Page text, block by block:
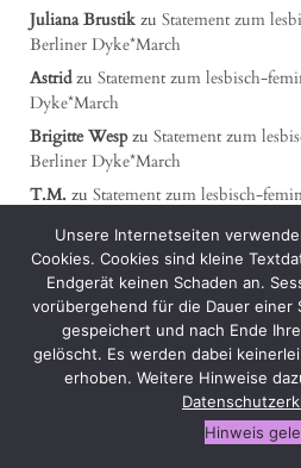
Juliana Brustik zu Statement zum
Berliner Dyke*March
Astridzu Statement zum lesbisch-
Dyke*March
Brigitte Wespzu Statement zum
Berliner Dyke*March
T.M. zu Statement zum lesbisch-
Renate KleinzuStatement zum
Berliner Dyke*March
B. B. BlocksbergzuStatement zum
im Berliner Dyke*March
Unsere jüngsten Artikel
Unsere Internetseiten
Cookies. Cookies sind kleine
Endgerät keinen Schaden an.
vorübergehend für die Dauer einer
gespeichert und nach Ende
gelöscht. Es werden dabei
erhoben. Weitere Hinweise
Hinweis